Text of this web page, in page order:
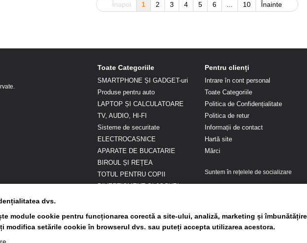
Înapoi 1 2 3 4 5 6 10 Înainte
Toate Categoriile
SMARTPHONE ȘI GADGET-uri
Produse pentru auto
LAPTOP ȘI CALCULATOARE
TV, AUDIO, HI-FI
Sisteme de securitate
ELECTROCASNICE
APARATE DE BUCATARIE
BIROUL ȘI REȚEA
TOTUL PENTRU COPII
DIVERTISMENT ȘI JOCURI
Gradina si terasa
Pentru clienți
Intrare în cont personal
Toate Categoriile
Politica de Confidențialitate
Politica de retur
Informații de contact
Hartă site
Mărci
Suntem în rețelele de socializare
dvs.
module cookie pentru funcționarea corectă a site-ului, analiză, marketing și
modifica setările cookie în browserul dvs. sau puteți accepta utilizarea acestora.